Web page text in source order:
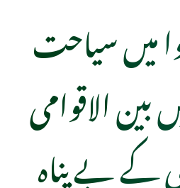
میں سیاحت
الاقوامی
کے بے پناہ